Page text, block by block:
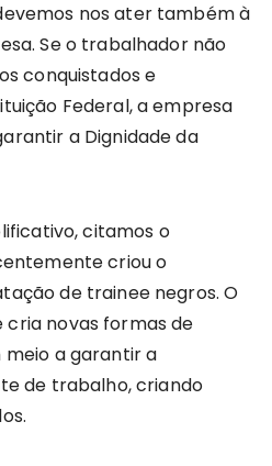
nos ater também à
Se o trabalhador não
conquistados e
Federal, a empresa
a Dignidade da
citamos o
criou o
de trainee negros. O
novas formas de
a garantir a
de trabalho, criando